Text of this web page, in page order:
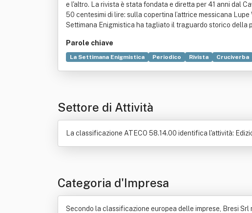
e l'altro. La rivista è stata fondata e diretta per 41 anni dal
50 centesimi di lire: sulla copertina l’attrice messicana
Settimana Enigmistica ha tagliato il traguardo storico della
Parole chiave
La Settimana Enigmistica Periodico Rivista Cruciverba
Settore di Attività
La classificazione ATECO 58.14.00 identifica l'attività:
Categoria d'Impresa
Secondo la classificazione europea delle imprese, Bresi